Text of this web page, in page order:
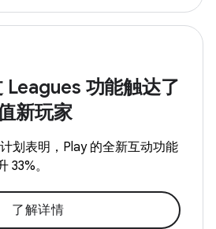
Leagues 功能触达了
新玩家
划表明，Play 的全新互动功能
33%。
了解详情